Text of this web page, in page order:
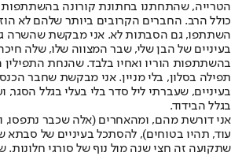
הטרייה, שהתחתנו בחתונת קורונה בהשתתפות
כולל הרב. החברים הקרובים ביותר שלהם לא
השתתפו, גם הסבתות לא. אני מבקשת שהשרה
בעיניים של הבן שלי, שבר המצווה שלו, שלה
בהשתתפות הוריו ואחיו בלבד. שהנחת התפילין
תפילה בסלון, בלי מניין. אני מבקשת שחבר
בעיניים, שעברתי ליל סדר בלי בעלי בגלל הסגר,
בגלל הבידוד.
אני דורשת מהם, ומהאחרים (אלה שכבר נתפסו,